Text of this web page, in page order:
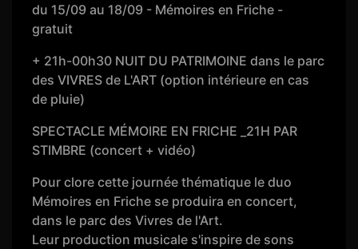
du 15/09 au 18/09 - Mémoires en Friche -
gratuit
+ 21h-00h30 NUIT DU PATRIMOINE dans le parc
des VIVRES de L'ART (option intérieure en cas
de pluie)
SPECTACLE MÉMOIRE EN FRICHE _21H PAR
STIMBRE (concert + vidéo)
Pour clore cette journée thématique le duo
Mémoires en Friche se produira en concert,
dans le parc des Vivres de l'Art.
Leur production musicale s'inspire de sons